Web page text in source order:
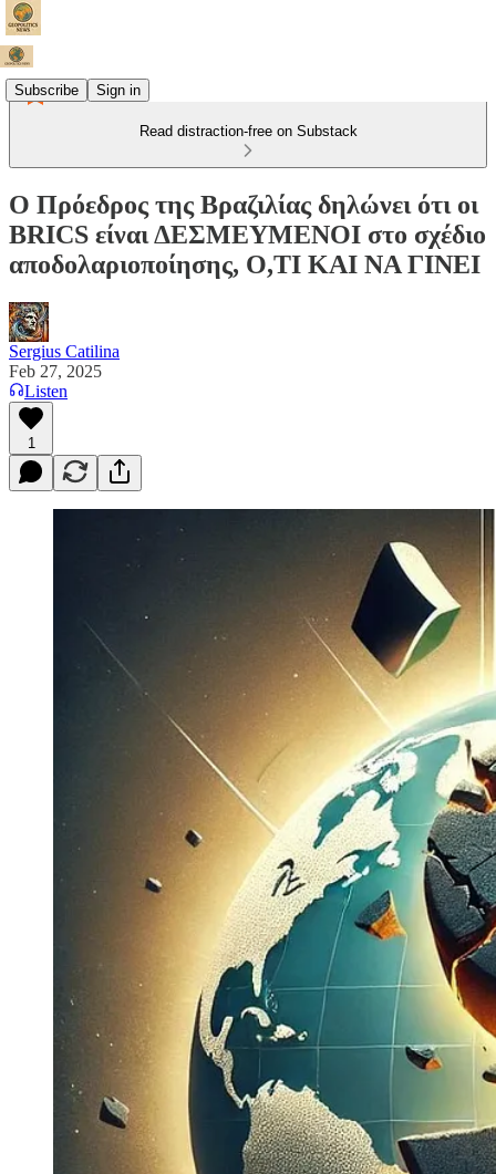
Subscribe Sign in
Read distraction-free on Substack
Ο Πρόεδρος της Βραζιλίας δηλώνει ότι οι
BRICS είναι ΔΕΣΜΕΥΜΕΝΟΙ στο σχέδιο
αποδολαριοποίησης, Ο,ΤΙ ΚΑΙ ΝΑ ΓΙΝΕΙ
Sergius Catilina
Feb 27, 2025
Listen
1